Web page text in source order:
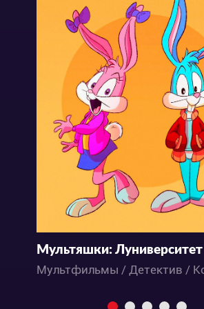
Мультяшки: